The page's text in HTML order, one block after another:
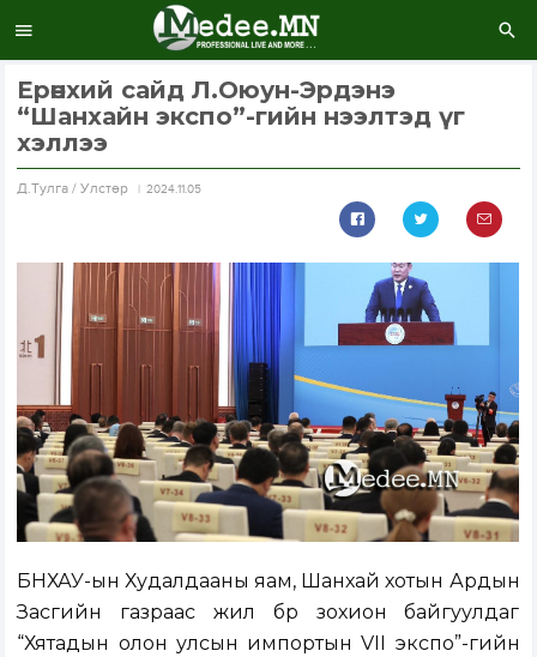
Ерөнхий сайд Л.Оюун-Эрдэнэ
“Шанхайн экспо”-гийн нээлтэд үг
хэллээ
Д.Тулга / Улстөр 2024.11.05
БНХАУ-ын Худалдааны яам, Шанхай хотын Ардын
Засгийн газраас жил бүр зохион байгуулдаг
“Хятадын олон улсын импортын VII экспо”-гийн